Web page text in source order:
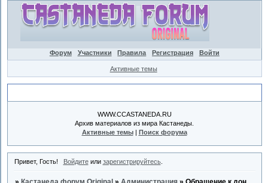
Форум Участники Правила Регистрация Войти
Активные темы
WWW.CCASTANEDA.RU
Архив материалов из мира Кастанеды.
Активные темы| Поиск форума
Привет, Гость! Войдитеили зарегистрируйтесь.